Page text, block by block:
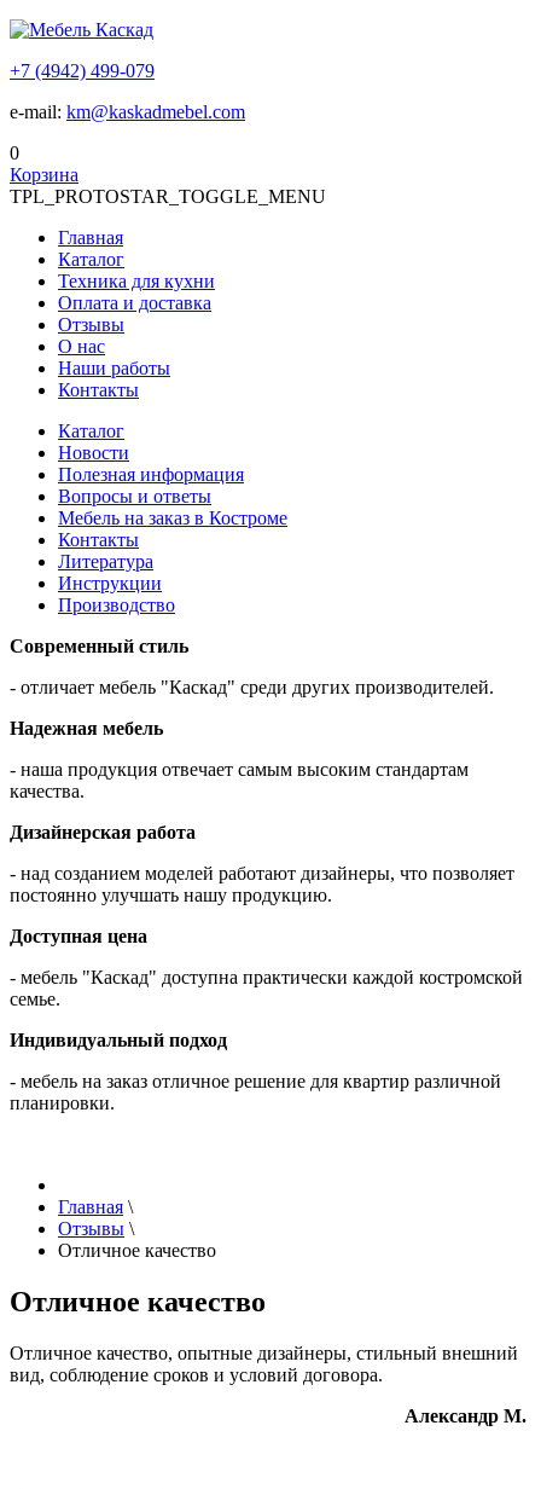
+7 (4942) 499-079
e-mail: km@kaskadmebel.com
0
Корзина
TPL_PROTOSTAR_TOGGLE_MENU
Главная
Каталог
Техника для кухни
Оплата и доставка
Отзывы
О нас
Наши работы
Контакты
Каталог
Новости
Полезная информация
Вопросы и ответы
Мебель на заказ в Костроме
Контакты
Литература
Инструкции
Производство
Современный стиль
- отличает мебель "Каскад" среди других производителей.
Надежная мебель
- наша продукция отвечает самым высоким стандартам
качества.
Дизайнерская работа
- над созданием моделей работают дизайнеры, что позволяет
постоянно улучшать нашу продукцию.
Доступная цена
- мебель "Каскад" доступна практически каждой костромской
семье.
Индивидуальный подход
- мебель на заказ отличное решение для квартир различной
планировки.
Главная \
Отзывы \
Отличное качество
Отличное качество
Отличное качество, опытные дизайнеры, стильный внешний
вид, соблюдение сроков и условий договора.
Александр М.